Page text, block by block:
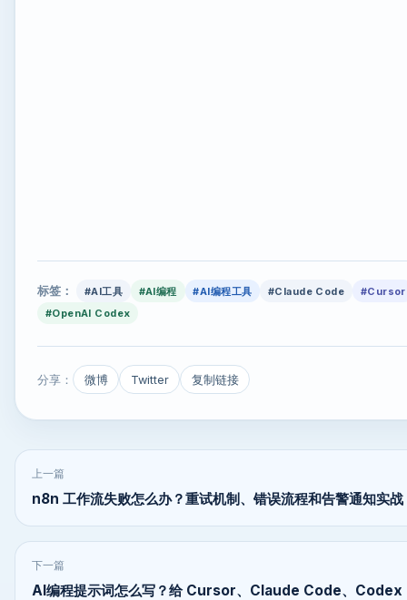
标签： #AI工具 #AI编程 #AI编程工具 #Claude Code
#Cursor
#OpenAI Codex
分享： 微博 Twitter 复制链接
上一篇
n8n 工作流失败怎么办？重试机制、错误流程和告警通知实战
下一篇
AI编程提示词怎么写？给 Cursor、Claude Code、Codex